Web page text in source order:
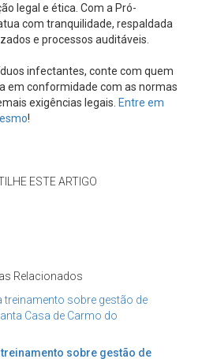
legal e ética. Com a Pró-
com tranquilidade, respaldada
e processos auditáveis.
infectantes, conte com quem
em conformidade com as normas
exigências legais. Entre em
!
ESTE ARTIGO
Relacionados
sobre gestão de